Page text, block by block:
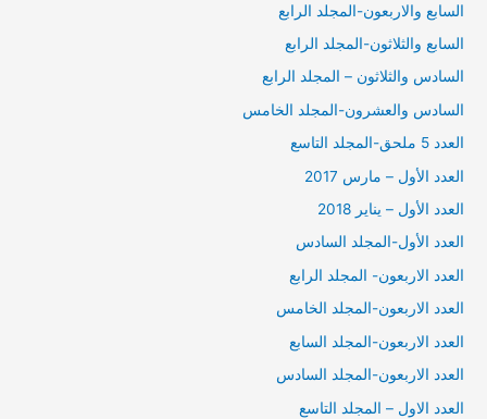
السابع والاربعون-المجلد الرابع
السابع والثلاثون-المجلد الرابع
السادس والثلاثون – المجلد الرابع
السادس والعشرون-المجلد الخامس
العدد 5 ملحق-المجلد التاسع
العدد الأول – مارس 2017
العدد الأول – يناير 2018
العدد الأول-المجلد السادس
العدد الاربعون- المجلد الرابع
العدد الاربعون-المجلد الخامس
العدد الاربعون-المجلد السابع
العدد الاربعون-المجلد السادس
العدد الاول – المجلد التاسع